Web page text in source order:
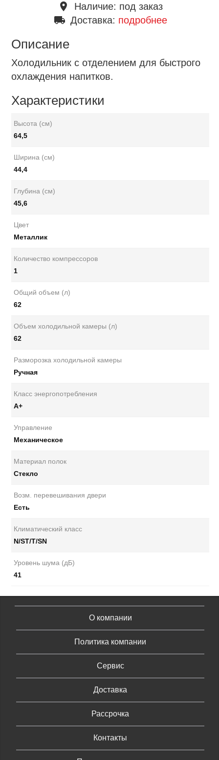
place Наличие: под заказ
local_shipping Доставка: подробнее
Описание
Холодильник с отделением для быстрого
охлаждения напитков.
Характеристики
Высота (см)
64,5
Ширина (см)
44,4
Глубина (см)
45,6
Цвет
Металлик
Количество компрессоров
1
Общий объем (л)
62
Объем холодильной камеры (л)
62
Разморозка холодильной камеры
Ручная
Класс энергопотребления
А+
Управление
Механическое
Материал полок
Стекло
Возм. перевешивания двери
Есть
Климатический класс
N/ST/T/SN
Уровень шума (дБ)
41
О компании
Политика компании
Сервис
Доставка
Рассрочка
Контакты